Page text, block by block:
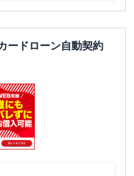
ードローン自動契約